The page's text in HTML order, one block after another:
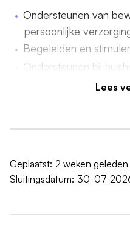
Ondersteunen van
persoonlijke
Begeleiden en
Ondersteunen bij
Signaleren van
collega's.
Jij bent een betrokken
Lees
Geplaatst: 2 weken geleden
Sluitingsdatum: 30-07-